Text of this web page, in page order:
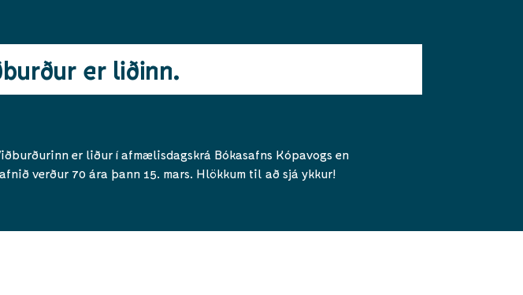
er liðinn.
er liður í afmælisdagskrá Bókasafns Kópavogs en
verður 70 ára þann 15. mars. Hlökkum til að sjá ykkur!